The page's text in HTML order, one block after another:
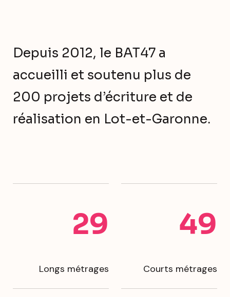
Depuis 2012, le BAT47 a
accueilli et soutenu plus de
200 projets d’écriture et de
réalisation en Lot-et-Garonne.
29
Longs métrages
49
Courts métrages